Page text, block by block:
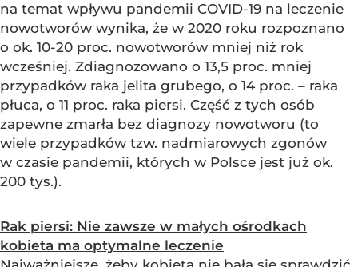
na temat wpływu pandemii COVID-19 na leczenie
nowotworów wynika, że w 2020 roku rozpoznano
o ok. 10-20 proc. nowotworów mniej niż rok
wcześniej. Zdiagnozowano o 13,5 proc. mniej
przypadków raka jelita grubego, o 14 proc. – raka
płuca, o 11 proc. raka piersi. Część z tych osób
zapewne zmarła bez diagnozy nowotworu (to
wiele przypadków tzw. nadmiarowych zgonów
w czasie pandemii, których w Polsce jest już ok.
200 tys.).
Rak piersi: Nie zawsze w małych ośrodkach
kobieta ma optymalne leczenie